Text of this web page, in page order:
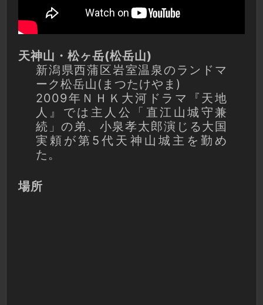
天神山・松ヶ岳(松岳山)
新潟県西蒲区岩室温泉のランドマ
ーク松岳山(まつたけやま)
2009年ＮＨＫ大河ドラマ『天地
人』では主人公「直江山城守兼
続」の弟、小泉孝太郎­演じる大国
実頼が第5代天神山城主を勤め
た。
場所